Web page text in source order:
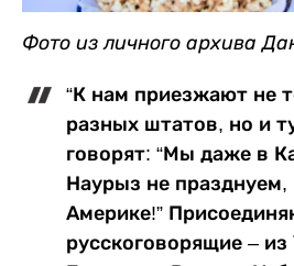
Фото из личного архива
“К нам приезжают не
разных штатов, но и
говорят: “Мы даже в
Наурыз не празднуем,
Америке!”
русскоговорящие –